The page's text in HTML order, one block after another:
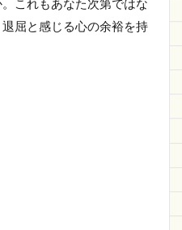
これもあなた次第ではな
屈と感じる心の余裕を持